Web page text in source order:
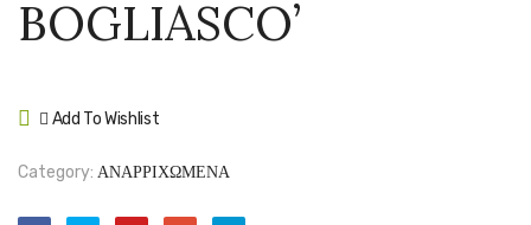
BOGLIASCO’
Add To Wishlist
Category: ΑΝΑΡΡΙΧΩΜΕΝΑ